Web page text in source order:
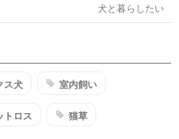
犬と暮らしたい
ス犬 室内飼い
トロス 猫草